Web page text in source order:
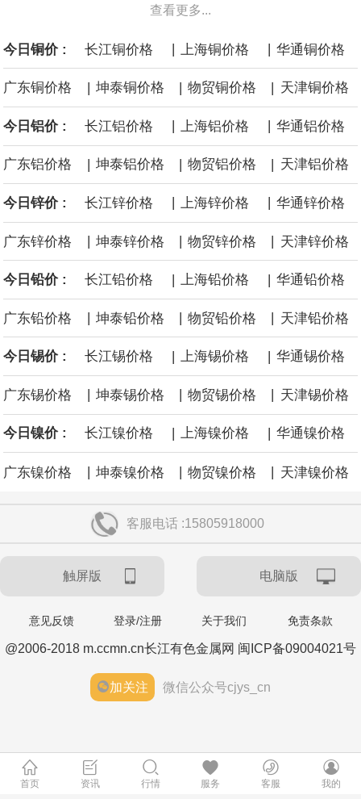
令市场通胀预期下降，推动黄金价格从此前持续数周、位于4000美
元上方的盘整区间中进一步上涨。
海力士：龙仁工厂将生产高带宽内存（HBM）及其他下一代动态随
机存取存储器（DRAM）。
必和必拓港口联合工会：必和必拓西澳大利亚铁矿石业务的工人已
通知，将于8月9日实施24小时停工。
8月7日，宇树科技董事长王兴兴网上路演时表示，报告期内，公司
研发费用金额分别为4,995.18万元、7,001.70万元、14,496.56万
查看更多...
今日铜价 : 长江铜价格 | 上海铜价格 | 华通铜价格
广东铜价格 | 坤泰铜价格 | 物贸铜价格 | 天津铜价格
今日铝价 : 长江铝价格 上海铝价格 华通铝价格
广东铝价格 | 坤泰铝价格 | 物贸铝价格 | 天津铝价格
今日锌价 : 长江锌价格 上海锌价格 华通锌价格
广东锌价格 | 坤泰锌价格 | 物贸锌价格 | 天津锌价格
今日铅价 : 长江铅价格 | 上海铅价格 | 华通铅价格
广东铅价格 坤泰铅价格 物贸铅价格 天津铅价格
今日锡价 : 长江锡价格 | 上海锡价格 | 华通锡价格
广东锡价格 坤泰锡价格 物贸锡价格 天津锡价格
今日镍价 : 长江镍价格 | 上海镍价格 | 华通镍价格
广东镍价格 | 坤泰镍价格 | 物贸镍价格 | 天津镍价格
客服电话 :15805918000
触屏版 电脑版
意见反馈 登录/注册 关于我们 免责条款
@2006-2018 m.ccmn.cn长江有色金属网 闽ICP备09004021号
加关注 微信公众号cjys_cn
首页 资讯 行情 服务 客服 我的